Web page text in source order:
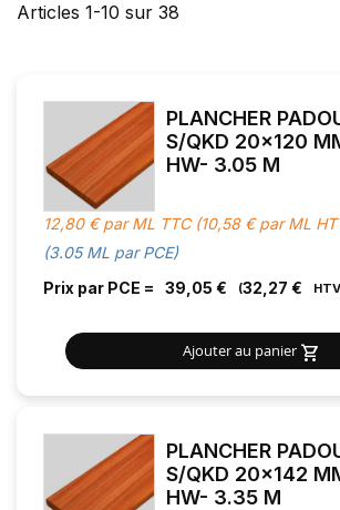
Articles 1-10 sur 38
PLANCHER
S/QKD 20x120
HW- 3.05 M
12,80 € par ML TTC (10,58 € par ML
(3.05 ML par PCE)
Prix par PCE =
39,05 € 32,27 €
Ajouter au panier
PLANCHER
S/QKD 20x142
HW- 3.35 M